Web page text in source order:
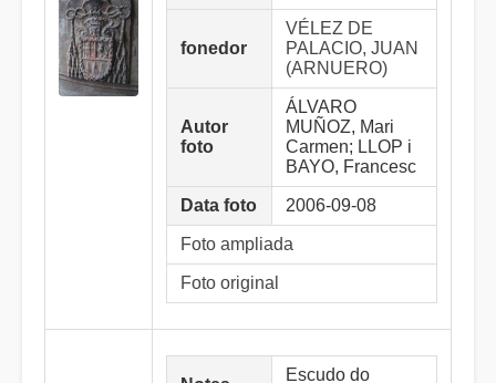
fonedor
VÉLEZ DE
PALACIO, JUAN
(ARNUERO)
Autor
foto
ÁLVARO
MUÑOZ, Mari
Carmen; LLOP i
BAYO, Francesc
Data foto 2006-09-08
Foto ampliada
Foto original
Escudo do